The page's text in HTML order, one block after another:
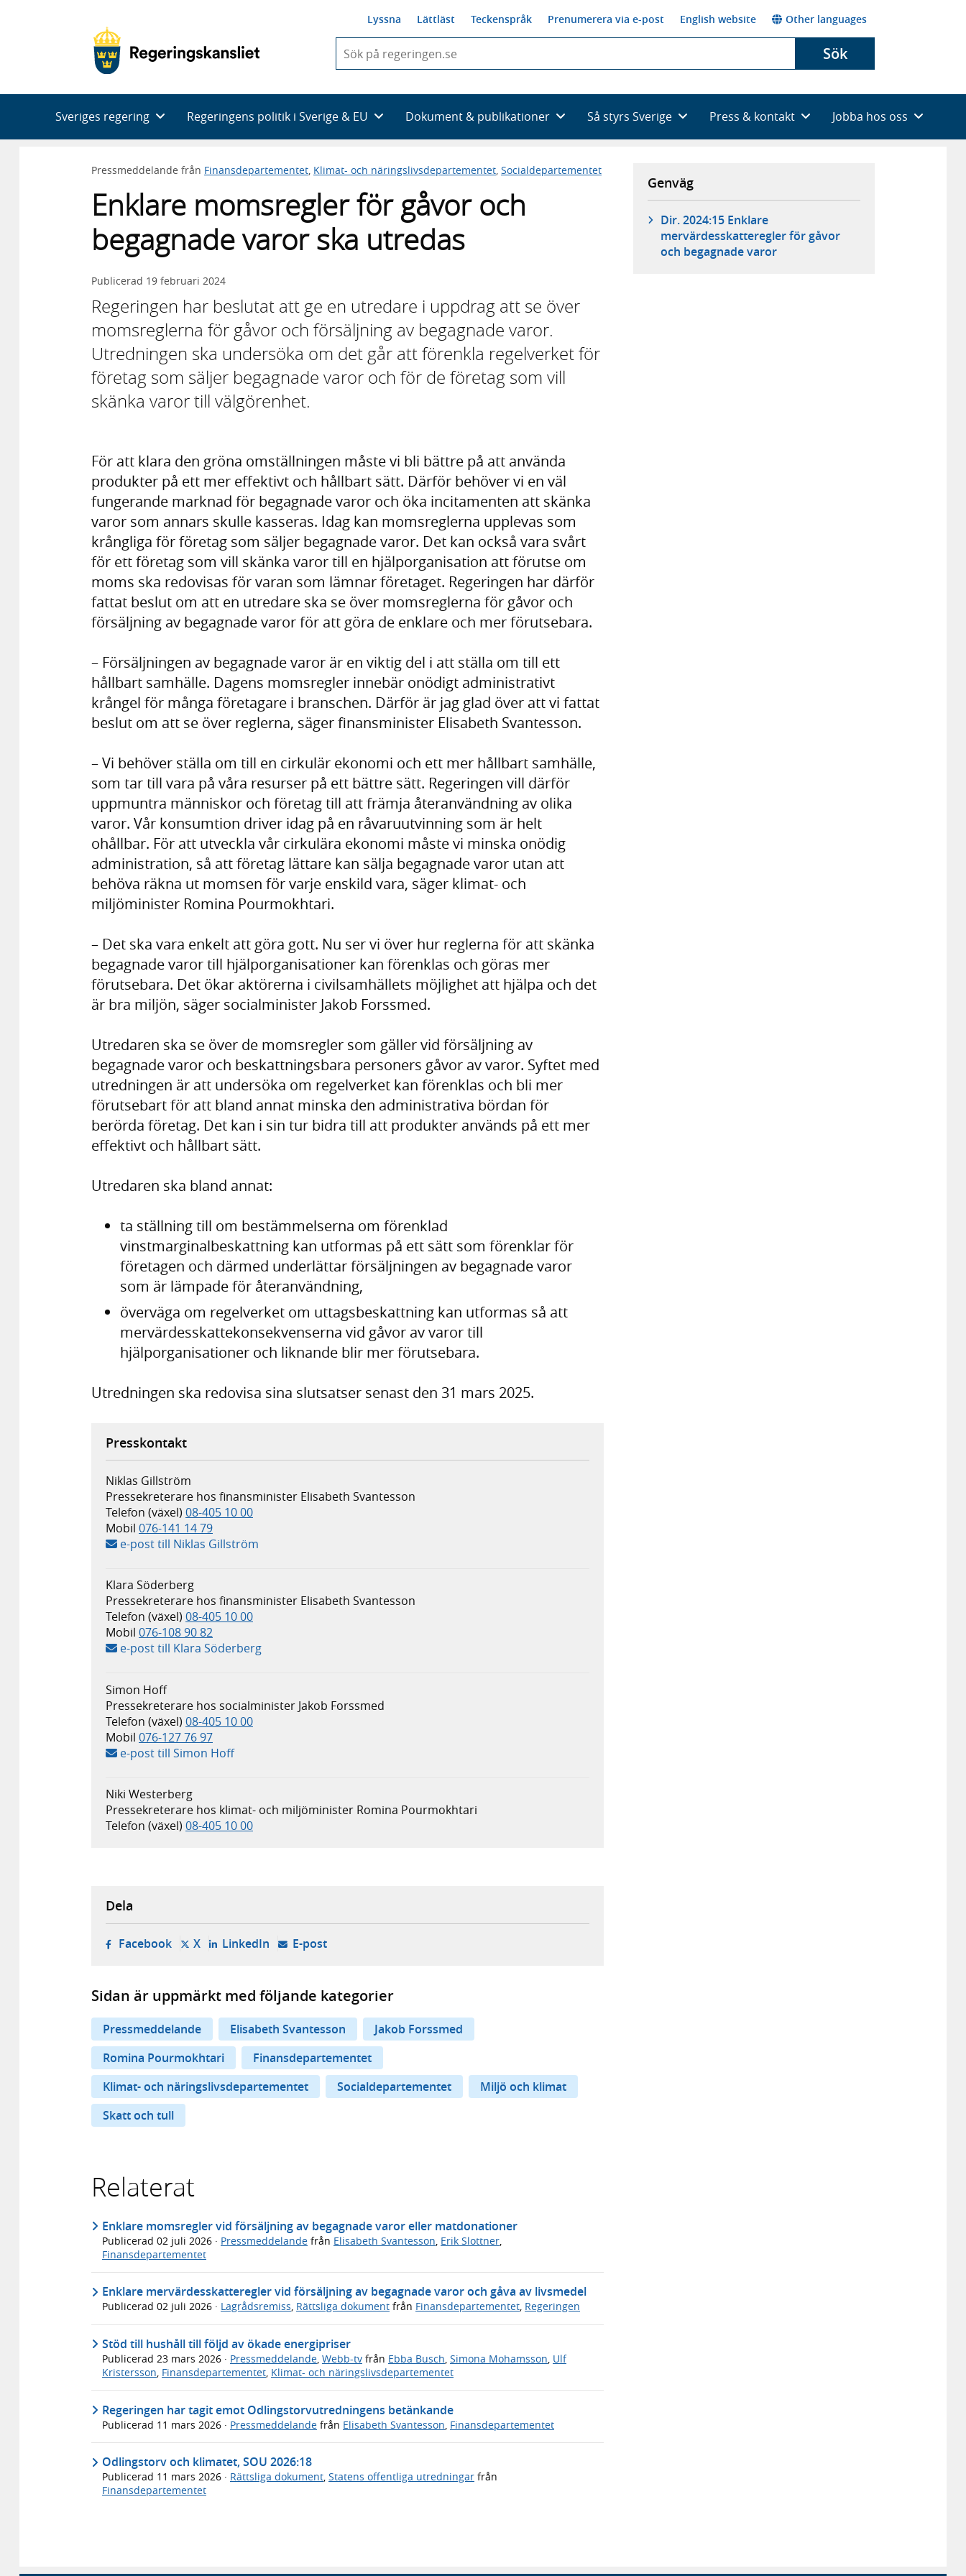
Lyssna Lättläst Teckenspråk Prenumerera via e-post English website Other languages
du
skriva
framträder
en
med
Sök
Sveriges regering Regeringens politik i Sverige & EU Dokument & publikationer Så styrs Sverige Press & kontakt Jobba hos oss
Pressmeddelande från Finansdepartementet Klimat- och näringslivsdepartementet Socialdepartementet
Enklare momsregler för gåvor och
begagnade varor ska utredas
Publicerad 19 februari 2024
Regeringen har beslutat att ge en utredare i uppdrag att se över
momsreglerna för gåvor och försäljning av begagnade varor.
Utredningen ska undersöka om det går att förenkla regelverket för
företag som säljer begagnade varor och för de företag som vill
skänka varor till välgörenhet.
För att klara den gröna omställningen måste vi bli bättre på att använda
produkter på ett mer effektivt och hållbart sätt. Därför behöver vi en väl
fungerande marknad för begagnade varor och öka incitamenten att skänka
varor som annars skulle kasseras. Idag kan momsreglerna upplevas som
krångliga för företag som säljer begagnade varor. Det kan också vara svårt
för ett företag som vill skänka varor till en hjälporganisation att förutse om
moms ska redovisas för varan som lämnar företaget. Regeringen har därför
fattat beslut om att en utredare ska se över momsreglerna för gåvor och
försäljning av begagnade varor för att göra de enklare och mer förutsebara.
– Försäljningen av begagnade varor är en viktig del i att ställa om till ett
hållbart samhälle. Dagens momsregler innebär onödigt administrativt
krångel för många företagare i branschen. Därför är jag glad över att vi fattat
beslut om att se över reglerna, säger finansminister Elisabeth Svantesson.
– Vi behöver ställa om till en cirkulär ekonomi och ett mer hållbart samhälle,
som tar till vara på våra resurser på ett bättre sätt. Regeringen vill därför
uppmuntra människor och företag till att främja återanvändning av olika
varor. Vår konsumtion driver idag på en råvaruutvinning som är helt
ohållbar. För att utveckla vår cirkulära ekonomi måste vi minska onödig
administration, så att företag lättare kan sälja begagnade varor utan att
behöva räkna ut momsen för varje enskild vara, säger klimat- och
miljöminister Romina Pourmokhtari.
– Det ska vara enkelt att göra gott. Nu ser vi över hur reglerna för att skänka
begagnade varor till hjälporganisationer kan förenklas och göras mer
förutsebara. Det ökar aktörerna i civilsamhällets möjlighet att hjälpa och det
är bra miljön, säger socialminister Jakob Forssmed.
Utredaren ska se över de momsregler som gäller vid försäljning av
begagnade varor och beskattningsbara personers gåvor av varor. Syftet med
utredningen är att undersöka om regelverket kan förenklas och bli mer
förutsebart för att bland annat minska den administrativa bördan för
berörda företag. Det kan i sin tur bidra till att produkter används på ett mer
effektivt och hållbart sätt.
Utredaren ska bland annat:
ta ställning till om bestämmelserna om förenklad
vinstmarginalbeskattning kan utformas på ett sätt som förenklar för
företagen och därmed underlättar försäljningen av begagnade varor
som är lämpade för återanvändning,
överväga om regelverket om uttagsbeskattning kan utformas så att
mervärdesskattekonsekvenserna vid gåvor av varor till
hjälporganisationer och liknande blir mer förutsebara.
Utredningen ska redovisa sina slutsatser senast den 31 mars 2025.
Presskontakt
Niklas Gillström
Pressekreterare hos finansminister Elisabeth Svantesson
Telefon (växel) 08-405 10 00
Mobil 076-141 14 79
e-post till Niklas Gillström
Klara Söderberg
Pressekreterare hos finansminister Elisabeth Svantesson
Telefon (växel) 08-405 10 00
Mobil 076-108 90 82
e-post till Klara Söderberg
Simon Hoff
Pressekreterare hos socialminister Jakob Forssmed
Telefon (växel) 08-405 10 00
Mobil 076-127 76 97
e-post till Simon Hoff
Niki Westerberg
Pressekreterare hos klimat- och miljöminister Romina Pourmokhtari
Telefon (växel) 08-405 10 00
Genväg
Dir. 2024:15 Enklare
mervärdesskatteregler för gåvor
och begagnade varor
Dela
Facebook- öppnas i ny flik, extern webbplats,
X- öppnas i ny flik, extern webbplats,
LinkedIn- öppnas i ny flik, extern webbplats,
E-post- öppnar din e-postklient,
Sidan är uppmärkt med följande kategorier
Pressmeddelande Elisabeth Svantesson
Jakob Forssmed
Romina Pourmokhtari
Finansdepartementet
Klimat- och näringslivsdepartementet
Socialdepartementet
Miljö och klimat
Skatt och tull
Relaterat
Enklare momsregler vid försäljning av begagnade varor eller matdonationer
Publicerad 02 juli 2026 · Pressmeddelande från Elisabeth Svantesson Erik Slottner
Finansdepartementet
Enklare mervärdesskatteregler vid försäljning av begagnade varor och gåva av livsmedel
Publicerad 02 juli 2026 · Lagrådsremiss, Rättsliga dokument från Finansdepartementet, Regeringen
Stöd till hushåll till följd av ökade energipriser
Publicerad 23 mars 2026 · Pressmeddelande, Webb-tv från Ebba Busch, Simona Mohamsson, Ulf
Kristersson, Finansdepartementet, Klimat- och näringslivsdepartementet
Regeringen har tagit emot Odlingstorvutredningens betänkande
Publicerad 11 mars 2026 · Pressmeddelande från Elisabeth Svantesson Finansdepartementet
Odlingstorv och klimatet, SOU 2026:18
Publicerad 11 mars 2026 · Rättsliga dokument, Statens offentliga utredningar från
Finansdepartementet